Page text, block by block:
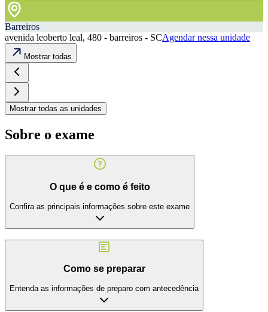
Barreiros
avenida leoberto leal, 480 - barreiros - SCAgendar nessa unidade
Mostrar todas
Mostrar todas as unidades
Sobre o exame
O que é e como é feito
Confira as principais informações sobre este exame
Como se preparar
Entenda as informações de preparo com antecedência